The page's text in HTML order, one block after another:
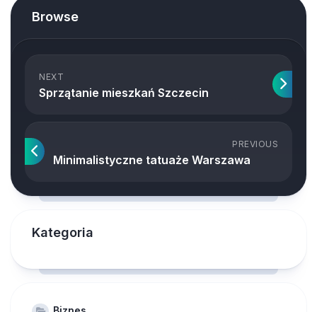
Browse
NEXT
Sprzątanie mieszkań Szczecin
PREVIOUS
Minimalistyczne tatuaże Warszawa
Kategoria